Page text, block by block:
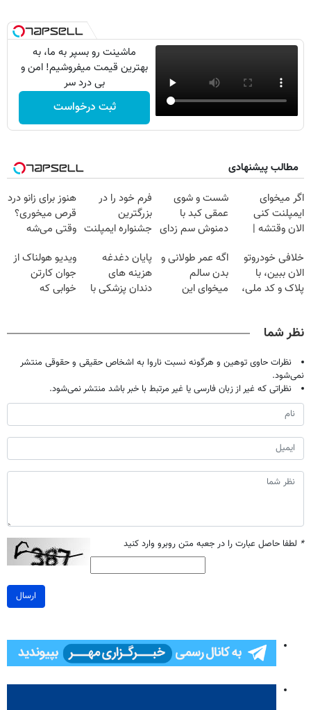
ماشینت رو بسپر به ما، به
بهترین قیمت میفروشیم! امن و
بی درد سر
ثبت درخواست
مطالب پیشنهادی
اگر میخوای
ایمپلنت کنی
الان وقتشه |
میلیون تومان!!!
شست و شوی
عمقی کبد با
دمنوش سم زدای
فرم خود را در
بزرگترین
جشنواره ایمپلنت
فقط ۲۵ میلیون
هنوز برای زانو درد
قرص میخوری؟
وقتی می‌شه
درمانش کرد؟؟؟؟
خلافی خودروتو
الان ببین، با
پلاک و کد ملی،
اگه عمر طولانی و
بدن سالم
میخوای این
پایان دغدغه
هزینه های
دندان پزشکی با
ویدیو هولناک از
جوان کارتن
خوابی که
نظر شما
نظرات حاوی توهین و هرگونه نسبت ناروا به اشخاص حقیقی و حقوقی منتشر
نمی‌شود.
نظراتی که غیر از زبان فارسی یا غیر مرتبط با خبر باشد منتشر نمی‌شود.
* لطفا حاصل عبارت را در جعبه متن روبرو وارد کنید
ارسال